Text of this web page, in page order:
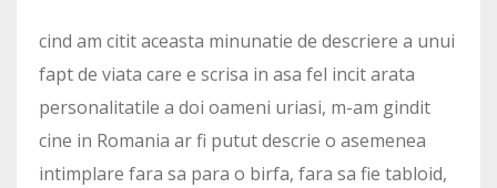
cind am citit aceasta minunatie de descriere a unui
fapt de viata care e scrisa in asa fel incit arata
personalitatile a doi oameni uriasi, m-am gindit
cine in Romania ar fi putut descrie o asemenea
intimplare fara sa para o birfa, fara sa fie tabloid,